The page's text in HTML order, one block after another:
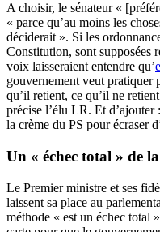
A choisir, le sénateur «
« parce qu’au moins les
déciderait ». Si les
Constitution, sont supposées
voix laisseraient entendre qu’
gouvernement veut pratiquer
qu’il retient, ce qu’il ne
précise l’élu LR. Et d’ajouter
la crème du PS pour écraser
Un « échec total » de
Le Premier ministre et ses
laissent sa place au
méthode « est un échec total